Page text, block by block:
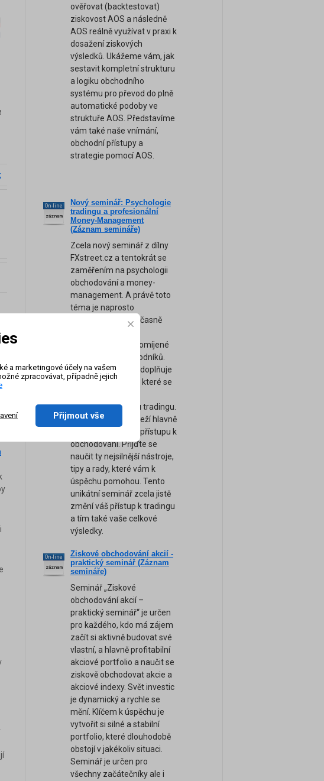
ověřovat (backtestovat)
ziskovost AOS a následně
AOS reálně využívat v praxi k
dosažení ziskových
výsledků. Ukážeme vám, jak
sestavit kompletní strukturu
a logiku obchodního
systému pro převod do plně
automatické podoby ve
struktuře AOS. Představíme
vám také naše vnímání,
obchodní přístupy a
strategie pomocí AOS.
On-line
záznam
Nový seminář: Psychologie
tradingu a profesionální
Money-Management
(Záznam semináře)
Zcela nový seminář z dílny
FXstreet.cz a tentokrát se
zaměřením na psychologii
obchodování a money-
management. A právě toto
téma je naprosto
nejdůležitější a současně
podceňované a opomíjené
téma většiny obchodníků.
Tento seminář tak doplňuje
naše ostatní kurzy, které se
technickou stránku tradingu.
Úspěch tradera záleží hlavně
na jeho psychice a přístupu k
obchodování. Přijďte se
naučit ty nejsilnější nástroje,
tipy a rady, které vám k
úspěchu pomohou. Tento
unikátní seminář zcela jistě
změní váš přístup k tradingu
a tím také vaše celkové
výsledky.
On-line
záznam
Ziskové obchodování akcií -
praktický seminář (Záznam
semináře)
Seminář „Ziskové
obchodování akcií –
praktický seminář“ je určen
pro každého, kdo má zájem
začít si aktivně budovat své
vlastní, a hlavně profitabilní
akciové portfolio a naučit se
ziskově obchodovat akcie a
akciové indexy. Svět investic
je dynamický a rychle se
mění. Klíčem k úspěchu je
vytvořit si silné a stabilní
portfolio, které dlouhodobě
obstojí v jakékoliv situaci.
Seminář je určen pro
všechny začátečníky ale i
a marketingové účely na vašem
zpracovávat, případně jejich
Přijmout vše